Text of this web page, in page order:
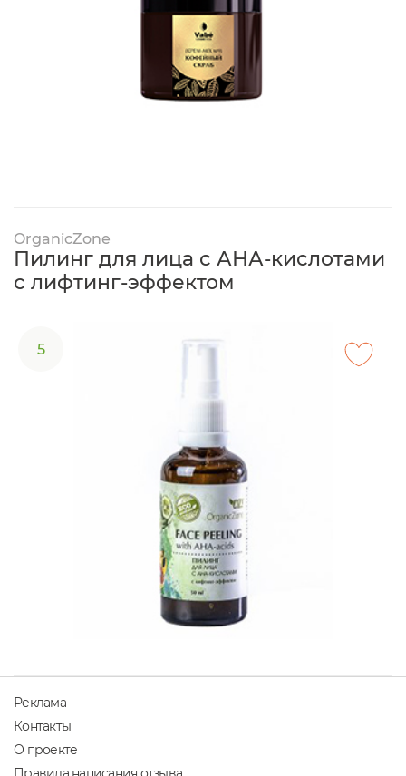
OrganicZone
Пилинг для лица с АНА-кислотами
с лифтинг-эффектом
5
Реклама
Контакты
О проекте